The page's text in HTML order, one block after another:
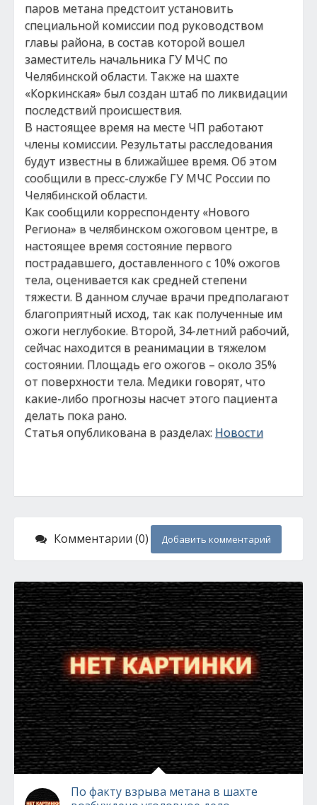
паров метана предстоит установить
специальной комиссии под руководством
главы района, в состав которой вошел
заместитель начальника ГУ МЧС по
Челябинской области. Также на шахте
«Коркинская» был создан штаб по ликвидации
последствий происшествия.
В настоящее время на месте ЧП работают
члены комиссии. Результаты расследования
будут известны в ближайшее время. Об этом
сообщили в пресс-службе ГУ МЧС России по
Челябинской области.
Как сообщили корреспонденту «Нового
Региона» в челябинском ожоговом центре, в
настоящее время состояние первого
пострадавшего, доставленного с 10% ожогов
тела, оценивается как средней степени
тяжести. В данном случае врачи предполагают
благоприятный исход, так как полученные им
ожоги неглубокие. Второй, 34-летний рабочий,
сейчас находится в реанимации в тяжелом
состоянии. Площадь его ожогов – около 35%
от поверхности тела. Медики говорят, что
какие-либо прогнозы насчет этого пациента
делать пока рано.
Статья опубликована в разделах: Новости
Комментарии (0) Добавить комментарий
По факту взрыва метана в шахте